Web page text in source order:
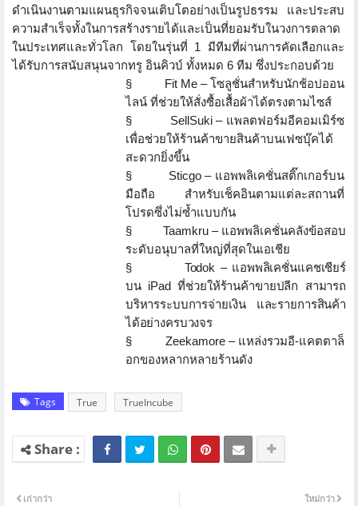
ดำเนินงานตามแผนธุรกิจจนเติบโตอย่างเป็นรูปธรรม และประสบ
ความสำเร็จทั้งในการสร้างรายได้และเป็นที่ยอมรับในวงการตลาด
ในประเทศและทั่วโลก โดยในรุ่นที่ 1 มีทีมที่ผ่านการคัดเลือกและ
ได้รับการสนับสนุนจากทรู อินคิวบ์ ทั้งหมด 6 ทีม ซึ่งประกอบด้วย
§ Fit Me –โซลูชั่นสำหรับนักช้อปออน
ไลน์ ที่ช่วยให้สั่งซื้อเสื้อผ้าได้ตรงตามไซส์
§ SellSuki – แพลตฟอร์มอีคอมเมิร์ซ
เพื่อช่วยให้ร้านค้าขายสินค้าบนเฟซบุ๊คได้
สะดวกยิ่งขึ้น
§ Sticgo – แอพพลิเคชั่นสติ๊กเกอร์บน
มือถือ สำหรับเช็คอินตามแต่ละสถานที่
โปรดซึ่งไม่ซ้ำแบบกัน
§ Taamkru – แอพพลิเคชั่นคลังข้อสอบ
ระดับอนุบาลที่ใหญ่ที่สุดในเอเชีย
§ Todok – แอพพลิเคชั่นแคชเชียร์
บน iPadที่ช่วยให้ร้านค้าขายปลีก สามารถ
บริหารระบบการจ่ายเงิน
และรายการสินค้า
ได้อย่างครบวงจร
§ Zeekamore – แหล่งรวมอี-แคตตาล็
อกของหลากหลายร้านดัง
Tags True TrueIncube
ใหม่กว่า
เก่ากว่า